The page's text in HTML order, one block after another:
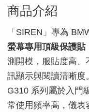
商品介紹
「SIREN」專為
螢幕專用頂級保護貼
測開模，服貼度高、
訊顯示與閱讀清晰度。
G310 系列屬於入門
常使用頻率高，儀表